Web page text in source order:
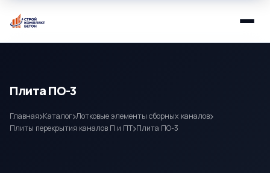
Плита ПО-3
Главная Каталог Лотковые элементы сборных каналов
Плиты перекрытия каналов П и ПТ Плита ПО-3